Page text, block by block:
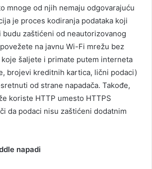
mnoge od njih nemaju odgovarajuću
je proces kodiranja podataka koji
budu zaštićeni od neautorizovanog
na javnu Wi-Fi mrežu bez
šaljete i primate putem interneta
brojevi kreditnih kartica, lični podaci)
od strane napadača. Takođe,
koriste HTTP umesto HTTPS
da podaci nisu zaštićeni dodatnim
napadi